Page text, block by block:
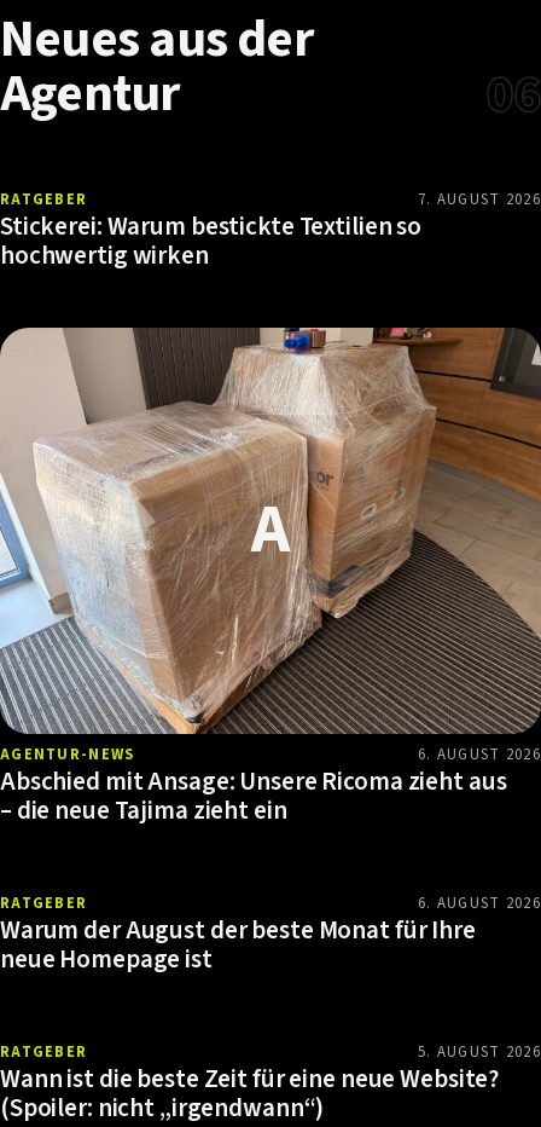
Neuesausder
Agentur 06
RATGEBER 7. AUGUST 2026
Stickerei: Warum bestickte Textilien so
hochwertig wirken
AGENTUR-NEWS 6. AUGUST 2026
Abschied mit Ansage: Unsere Ricoma zieht aus
– die neue Tajima zieht ein
RATGEBER 6. AUGUST 2026
Warum der August der beste Monat für Ihre
neue Homepage ist
RATGEBER 5. AUGUST 2026
Wann ist die beste Zeit für eine neue Website?
(Spoiler: nicht „irgendwann“)